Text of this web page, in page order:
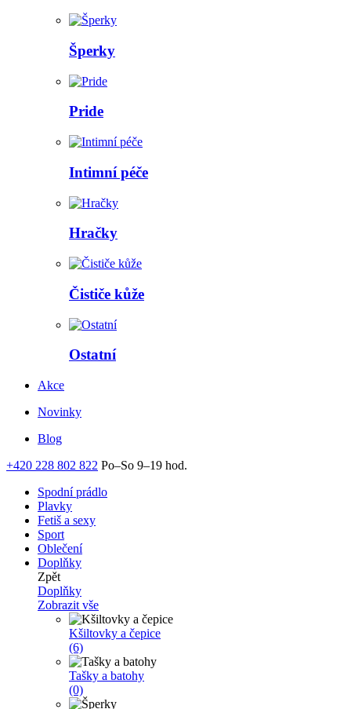
Šperky
Pride
Intimní péče
Hračky
Čističe kůže
Ostatní
Akce
Novinky
Blog
+420 228 802 822 Po–So 9–19 hod.
Spodní prádlo
Plavky
Fetiš a sexy
Sport
Oblečení
Doplňky
Zpět
Doplňky
Zobrazit vše
Kšiltovky a čepice
(6)
Tašky a batohy
(0)